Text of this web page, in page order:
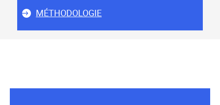
MÉTHODOLOGIE